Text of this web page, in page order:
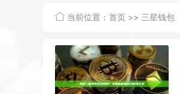
当前位置： 首页 >> 三星钱包